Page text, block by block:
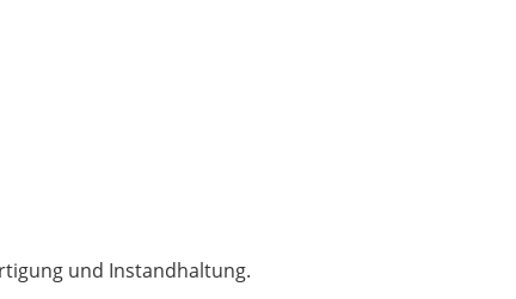
und Instandhaltung.